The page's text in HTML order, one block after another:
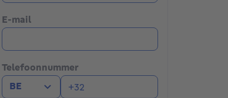
E-mail
Telefoonnummer
BE